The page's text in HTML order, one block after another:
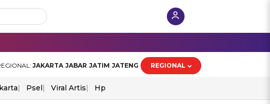
JAKARTA JABAR JATIM JATENG REGIONAL
Psel Viral Artis Hp